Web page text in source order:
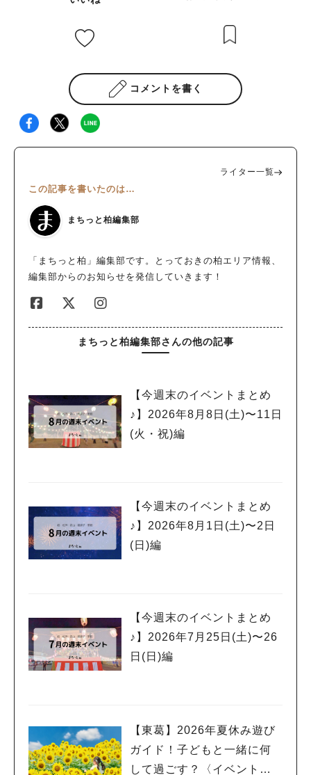
コメントを書く
ライター一覧
この記事を書いたのは…
まちっと柏編集部
「まちっと柏」編集部です。とっておきの柏エリア情報、
編集部からのお知らせを発信していきます！
まちっと柏編集部さんの他の記事
【今週末のイベントまとめ
♪】2026年8月8日(土)〜11日
(火・祝)編
【今週末のイベントまとめ
♪】2026年8月1日(土)〜2日
(日)編
【今週末のイベントまとめ
♪】2026年7月25日(土)〜26
日(日)編
【東葛】2026年夏休み遊び
ガイド！子どもと一緒に何
して過ごす？〈イベント